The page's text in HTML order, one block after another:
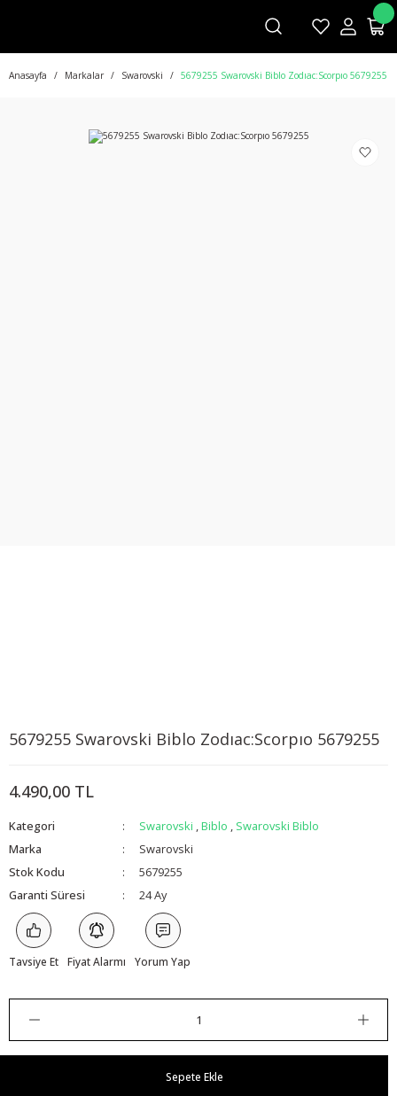
Anasayfa Markalar Swarovski 5679255 Swarovski Biblo Zodıac:Scorpıo 5679255
5679255 Swarovski Biblo Zodıac:Scorpıo 5679255
4.490,00 TL
Kategori Swarovski ,Biblo , Swarovski Biblo
Marka
Swarovski
Stok Kodu
5679255
Garanti Süresi
24 Ay
Tavsiye Et Fiyat Alarmı Yorum Yap
Sepete Ekle